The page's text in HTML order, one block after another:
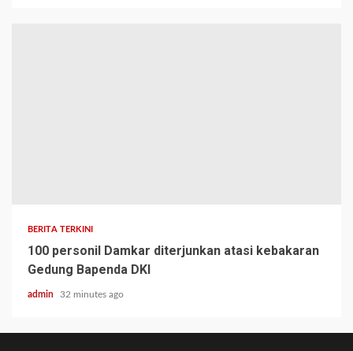
BERITA TERKINI
100 personil Damkar diterjunkan atasi kebakaran
Gedung Bapenda DKI
admin 32 minutes ago